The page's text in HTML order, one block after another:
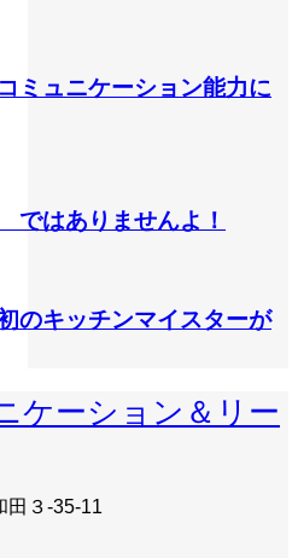
ミュニケーション能力に
はありませんよ！
のキッチンマイスターが
ケーション＆リー
田３-35-11